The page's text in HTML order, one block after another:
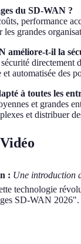
du SD-WAN ?
performance
les grandes
améliore-t-il la
directement
automatisée des
à toutes les
et grandes
et distribuer
: Une introduction
technologie
SD-WAN 2026".